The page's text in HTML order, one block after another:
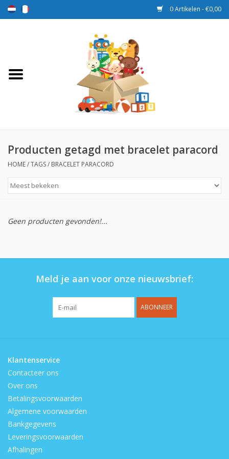
0 Artikelen - €0,00
Speelgoed
Beloningsdozen
Nieuw
Prijs
Producten getagd met bracelet paracord
HOME/TAGS/ BRACELET PARACORD
Geen producten gevonden!...
Meld je aan voor onze nieuwsbrief:
ABONNEER
Klantenservice
Contacteer ons
Over ons
Betalingsvoorwaarden
Algemene voorwaarden
Bankgegevens
Leveringsvoorwaarden
Afhalingen